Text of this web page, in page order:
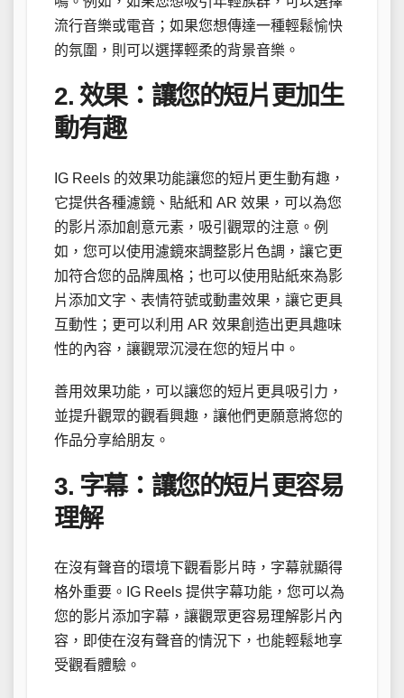
流行音樂或電音；如果您想傳達一種輕鬆愉快
的氛圍，則可以選擇輕柔的背景音樂。
2. 效果：讓您的短片更加生
動有趣
IG Reels 的效果功能讓您的短片更生動有趣，
它提供各種濾鏡、貼紙和 AR 效果，可以為您
的影片添加創意元素，吸引觀眾的注意。例
如，您可以使用濾鏡來調整影片色調，讓它更
加符合您的品牌風格；也可以使用貼紙來為影
片添加文字、表情符號或動畫效果，讓它更具
互動性；更可以利用 AR 效果創造出更具趣味
性的內容，讓觀眾沉浸在您的短片中。
善用效果功能，可以讓您的短片更具吸引力，
並提升觀眾的觀看興趣，讓他們更願意將您的
作品分享給朋友。
3. 字幕：讓您的短片更容易
理解
在沒有聲音的環境下觀看影片時，字幕就顯得
格外重要。IG Reels 提供字幕功能，您可以為
您的影片添加字幕，讓觀眾更容易理解影片內
容，即使在沒有聲音的情況下，也能輕鬆地享
受觀看體驗。